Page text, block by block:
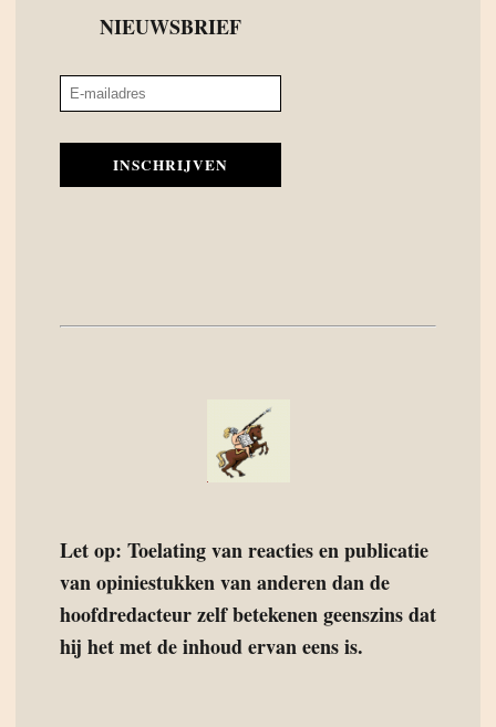
NIEUWSBRIEF
INSCHRIJVEN
Let op: Toelating van reacties en publicatie
van opiniestukken van anderen dan de
hoofdredacteur zelf betekenen geenszins dat
hij het met de inhoud ervan eens is.